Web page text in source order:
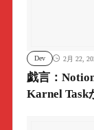
Dev 2月 22,
戯言：
Karnel Task